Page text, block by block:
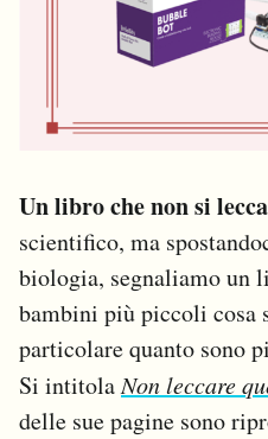
Un libro che non si
scientifico, ma
biologia, segnaliamo un
bambini più piccoli cosa
particolare quanto sono
Si intitolaNon leccare
delle sue pagine sono